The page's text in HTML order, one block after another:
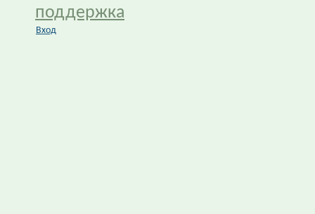
поддержка
Вход